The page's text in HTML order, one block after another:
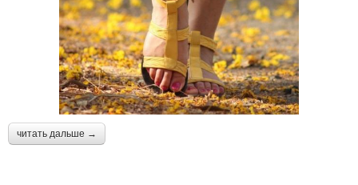
читать дальше →